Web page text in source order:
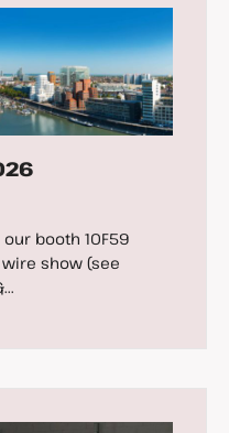
booth 10F59
show (see